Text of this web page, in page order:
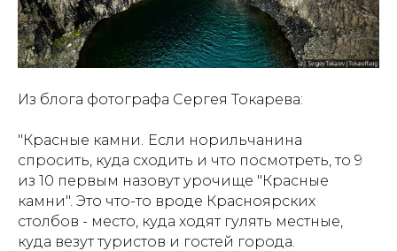
Из блога фотографа Сергея Токарева:
"Красные камни.
Если норильчанина
спросить, куда сходить и что посмотреть, то 9
из 10 первым назовут урочище "Красные
камни". Это что-то вроде Красноярских
столбов - место, куда ходят гулять местные,
куда везут туристов и гостей города.